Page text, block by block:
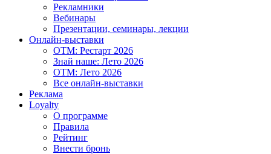
Рекламники
Вебинары
Презентации, семинары, лекции
Онлайн-выставки
OTM: Рестарт 2026
Знай наше: Лето 2026
OTM: Лето 2026
Все онлайн-выставки
Реклама
Loyalty
О программе
Правила
Рейтинг
Внести бронь